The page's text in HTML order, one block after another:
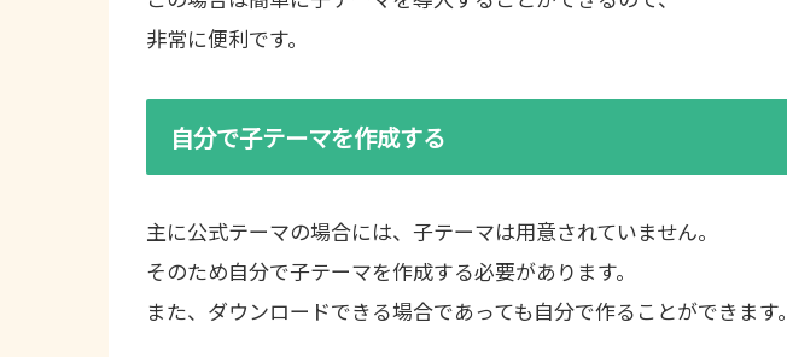
非常に便利です。
自分で子テーマを作成する
主に公式テーマの場合には、子テーマは用意されていません。
そのため自分で子テーマを作成する必要があります。
また、ダウンロードできる場合であっても自分で作ることができます。